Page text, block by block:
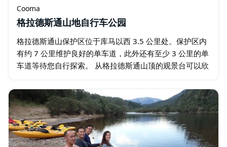
Cooma
格拉德斯通山地自行车公园
格拉德斯通山保护区位于库马以西 3.5 公里处。保护区内
有约 7 公里维护良好的单车道，此外还有至少 3 公里的单
车道等待您自行探索。 从格拉德斯通山顶的观景台可以欣
壮丽景色。